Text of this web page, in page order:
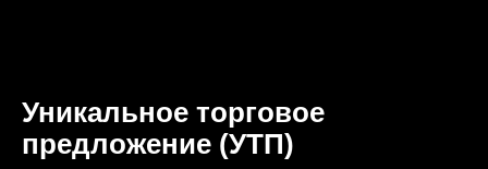
Уникальное торговое
предложение (УТП)